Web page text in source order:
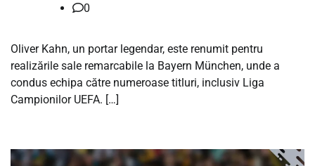
0
Oliver Kahn, un portar legendar, este renumit pentru
realizările sale remarcabile la Bayern München, unde a
condus echipa către numeroase titluri, inclusiv Liga
Campionilor UEFA. […]